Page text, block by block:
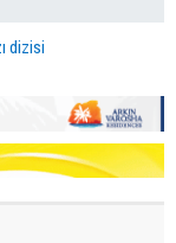
dizisi